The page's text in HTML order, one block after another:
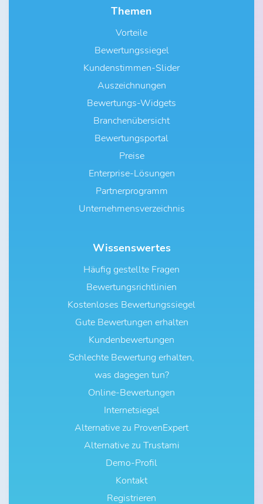
Themen
Vorteile
Bewertungssiegel
Kundenstimmen-Slider
Auszeichnungen
Bewertungs-Widgets
Branchenübersicht
Bewertungsportal
Preise
Enterprise-Lösungen
Partnerprogramm
Unternehmensverzeichnis
Wissenswertes
Häufig gestellte Fragen
Bewertungsrichtlinien
Kostenloses Bewertungssiegel
Gute Bewertungen erhalten
Kundenbewertungen
Schlechte Bewertung erhalten,
was dagegen tun?
Online-Bewertungen
Internetsiegel
Alternative zu ProvenExpert
Alternative zu Trustami
Demo-Profil
Kontakt
Registrieren